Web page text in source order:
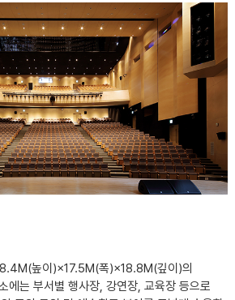
높이)×17.5M(폭)×18.8M(깊이)의
에는 부서별 행사장, 강연장, 교육장 등으로